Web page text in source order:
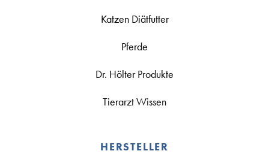
Katzen Diätfutter
Pferde
Dr. Hölter Produkte
Tierarzt Wissen
HERSTELLER